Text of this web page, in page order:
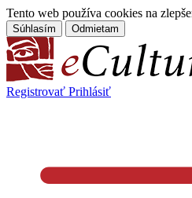
Tento web používa cookies na
Súhlasím Odmietam
Registrovať Prihlásiť